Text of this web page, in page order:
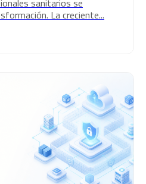
sanitarios se
La creciente...